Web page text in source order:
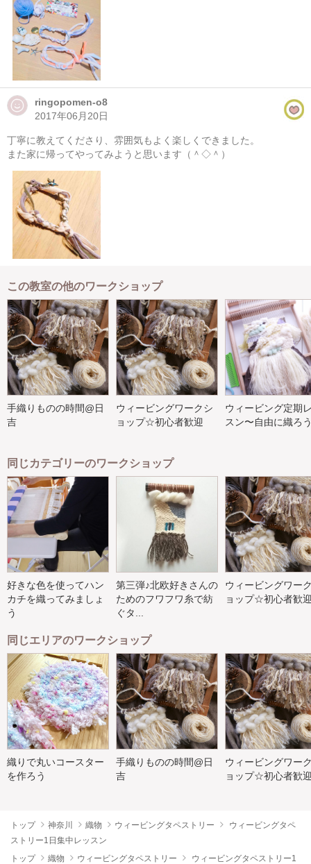
でなく、インテリアになるタペストリーなどにも挑戦してみたいで
す。
ringopomen-o8
2017年06月20日
丁寧に教えてくださり、雰囲気もよく楽しくできました。
また家に帰ってやってみようと思います（＾◇＾）
この教室の他のワークショップ
手織りものの時間@日
吉
ウィービングワークシ
ョップ☆初心者歓迎
ウィービング定期
スン〜自由に織ろ
同じカテゴリーのワークショップ
好きな色を使ってハン
カチを織ってみましょ
う
第三弾♪北欧好きさんの
ためのフワフワ糸で紡
ぐタ...
ウィービングワー
ョップ☆初心者歓
同じエリアのワークショップ
織りで丸いコースター
を作ろう
手織りものの時間@日
吉
ウィービングワー
ョップ☆初心者歓
トップ 神奈川 織物 ウィービングタペストリー
ウィービングタペ
ストリー1日集中レッスン
トップ
織物 ウィービングタペストリー
ウィービングタペストリー1